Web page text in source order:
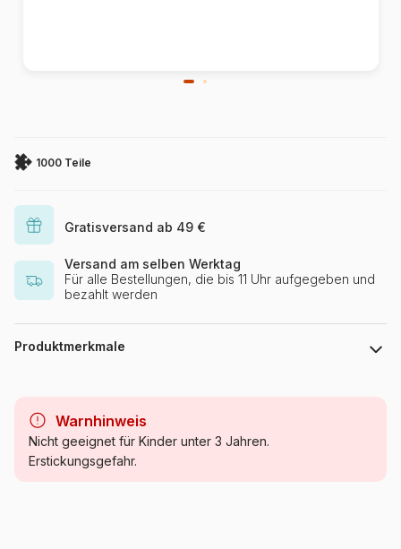
1000 Teile
Gratisversand ab 49 €
Versand am selben Werktag
Für alle Bestellungen, die bis 11 Uhr aufgegeben und
bezahlt werden
Produktmerkmale
Kategorie
Puzzle - Dekoration und
Warnhinweis
Nicht geeignet für Kinder unter 3 Jahren.
Erstickungsgefahr.